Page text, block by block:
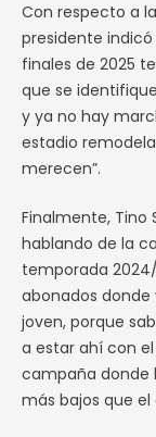
Con respecto a
presidente indicó
finales de 2025
que se
y ya no hay
estadio
merecen”.
Finalmente, Tino
hablando de la
temporada
abonados
joven, porque
a estar ahí con
campaña donde
más bajos que el